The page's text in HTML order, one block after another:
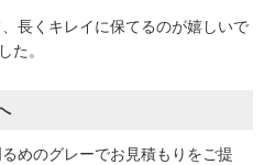
長くキレイに保てるのが嬉しいで
た。
めのグレーでお見積もりをご提